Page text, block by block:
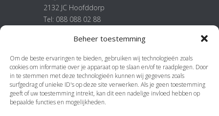
Beheer toestemming
Om de beste ervaringen te bieden, gebruiken wij technologieën zoals
cookies om informatie over je apparaat op te slaan en/of te raadplegen. Door
in te stemmen met deze technologieën kunnen wij gegevens zoals
surfgedrag of unieke ID's op deze site verwerken. Als je geen toestemming
geeft of uw toestemming intrekt, kan dit een nadelige invloed hebben op
bepaalde functies en mogelijkheden.
2132 JC Hoofddorp
Tel: 088 088 02 88
Meer
pLAN8 stappenplan
Algemene voorwaarden